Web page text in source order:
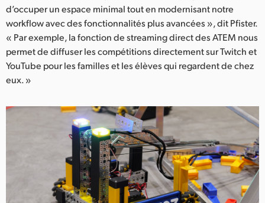
d’occuper un espace minimal tout en modernisant notre
workflow avec des fonctionnalités plus avancées », dit Pfister.
« Par exemple, la fonction de streaming direct des ATEM nous
permet de diffuser les compétitions directement sur Twitch et
YouTube pour les familles et les élèves qui regardent de chez
eux. »